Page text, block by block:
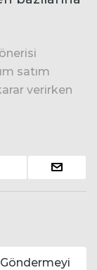
satım
verirken